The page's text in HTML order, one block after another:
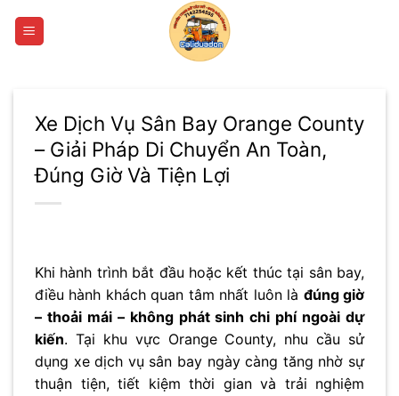
qua
Xe Dịch Vụ Sân Bay Orange County
– Giải Pháp Di Chuyển An Toàn,
Đúng Giờ Và Tiện Lợi
Khi hành trình bắt đầu hoặc kết thúc tại sân bay,
điều hành khách quan tâm nhất luôn là đúng giờ
– thoải mái – không phát sinh chi phí ngoài dự
kiến. Tại khu vực Orange County, nhu cầu sử
dụng xe dịch vụ sân bay ngày càng tăng nhờ sự
thuận tiện, tiết kiệm thời gian và trải nghiệm